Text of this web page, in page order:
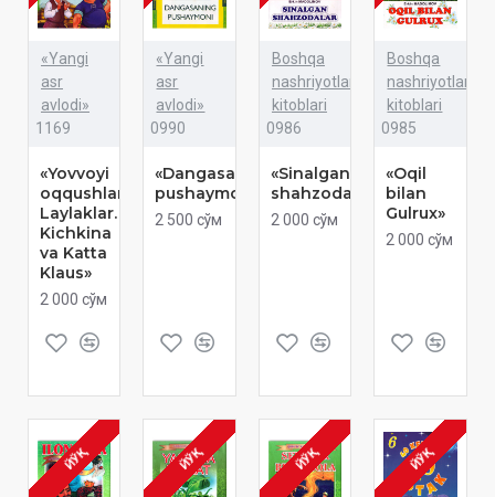
«Yangi
asr
avlodi»
1169
«Yovvoyi
oqqushlar.
Laylaklar.
Kichkina
va Katta
Klaus»
2 000 сўм
«Yangi
asr
avlodi»
0990
«Dangasaning
pushaymoni»
2 500 сўм
Boshqa
nashriyotlar
kitoblari
0986
«Sinalgan
shahzodalar»
2 000 сўм
Boshqa
nashriyotlar
kitoblari
0985
«Oqil
bilan
Gulrux»
2 000 сўм
ЙЎҚ ЙЎҚ ЙЎҚ ЙЎҚ